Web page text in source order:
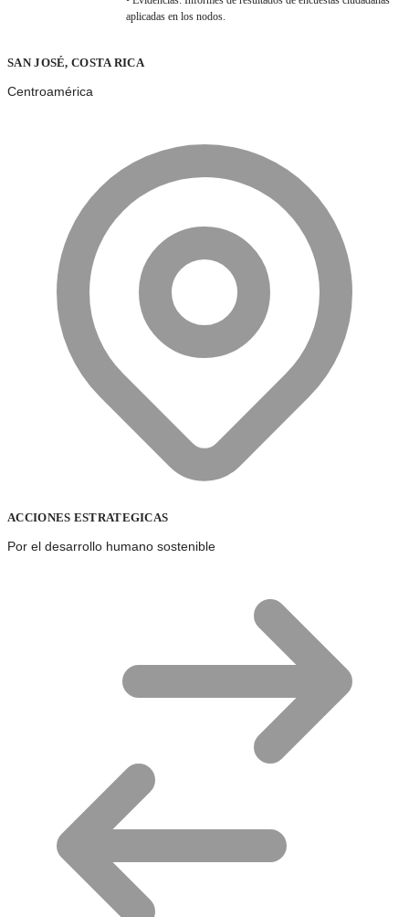
aplicadas en los nodos.
SAN JOSÉ, COSTA RICA
Centroamérica
ACCIONES ESTRATEGICAS
Por el desarrollo humano sostenible